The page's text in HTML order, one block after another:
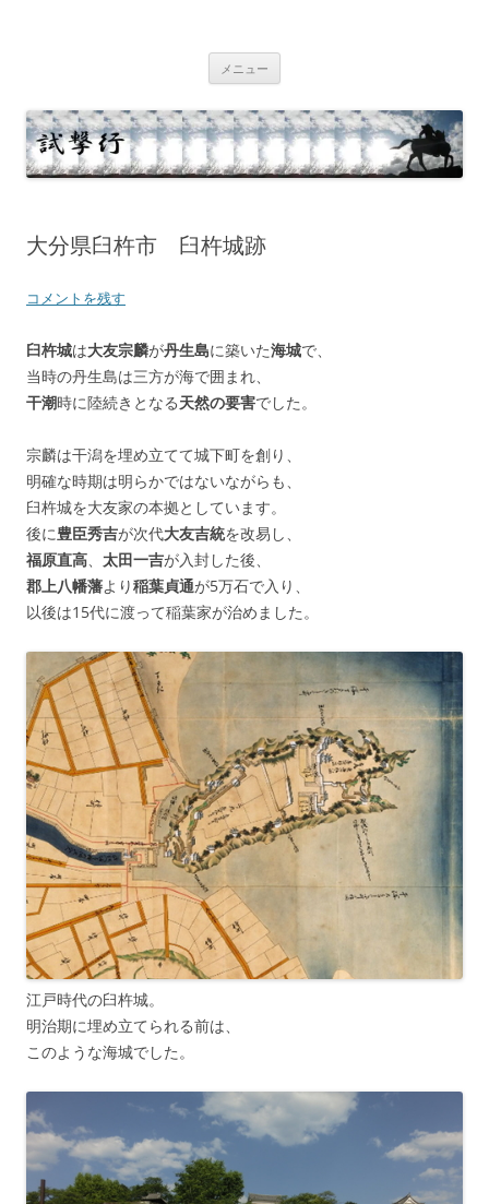
キ
ッ
プ
メニュー
大分県臼杵市 臼杵城跡
コメントを残す
臼杵城は大友宗麟が丹生島に築いた海城で、
当時の丹生島は三方が海で囲まれ、
干潮時に陸続きとなる天然の要害でした。
宗麟は干潟を埋め立てて城下町を創り、
明確な時期は明らかではないながらも、
臼杵城を大友家の本拠としています。
後に豊臣秀吉が次代大友吉統を改易し、
福原直高
太田一吉が入封した後、
郡上八幡藩より稲葉貞通が5万石で入り、
以後は15代に渡って稲葉家が治めました。
江戸時代の臼杵城。
明治期に埋め立てられる前は、
このような海城でした。